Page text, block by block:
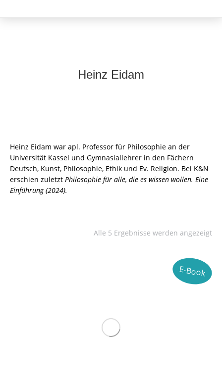
Heinz Eidam
Heinz Eidam war apl. Professor für Philosophie an der
Universität Kassel und Gymnasiallehrer in den Fächern
Deutsch, Kunst, Philosophie, Ethik und Ev. Religion. Bei K&N
erschien zuletzt Philosophie für alle, die es wissen wollen. Eine
Einführung (2024).
Alle 5 Ergebnisse werden angezeigt
E-Book